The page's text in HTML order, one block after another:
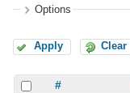
Options
Apply Clear
#